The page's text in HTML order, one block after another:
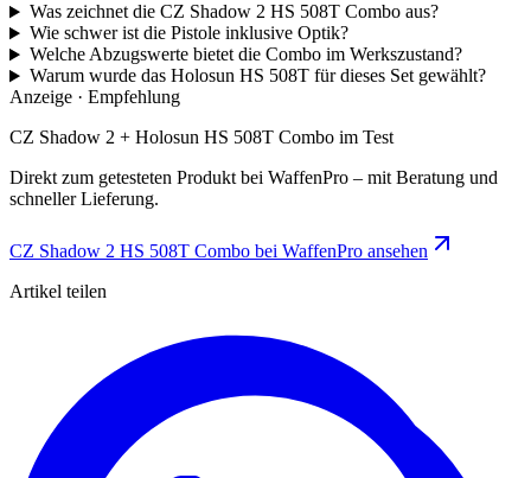
Was zeichnet die CZ Shadow 2 HS 508T Combo aus?
Wie schwer ist die Pistole inklusive Optik?
Welche Abzugswerte bietet die Combo im Werkszustand?
Warum wurde das Holosun HS 508T für dieses Set gewählt?
Anzeige · Empfehlung
CZ Shadow 2 + Holosun HS 508T Combo im Test
Direkt zum getesteten Produkt bei WaffenPro – mit Beratung und
schneller Lieferung.
CZ Shadow 2 HS 508T Combo bei WaffenPro ansehen
Artikel teilen